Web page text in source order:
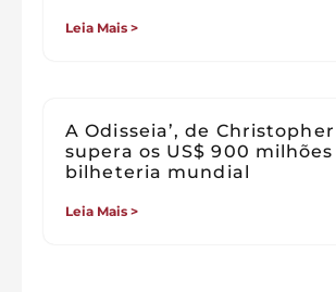
Leia Mais >
A Odisseia’, de
supera os US$ 900
bilheteria mundial
Leia Mais >